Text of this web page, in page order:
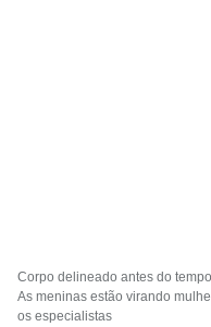
Corpo delineado antes do
As meninas estão virando
os especialistas